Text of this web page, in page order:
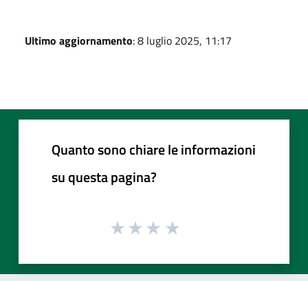
Ultimo aggiornamento: 8 luglio 2025, 11:17
Quanto sono chiare le informazioni
su questa pagina?